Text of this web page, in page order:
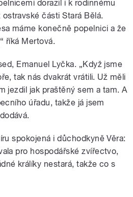
dorazil i k rodinnému
části Stará Bělá.
máme konečně popelnici a že
říká Mertová.
Emanuel Lyčka. „Když jsme
tak nás dvakrát vrátili. Už měli
jezdil jak praštěný sem a tam. A
úřadu, takže já jsem
spokojená i důchodkyně Věra:
pro hospodářské zvířectvo,
králíky nestará, takže co s